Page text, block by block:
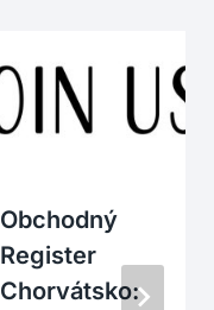
Obchodný
Register
Chorvátsko: